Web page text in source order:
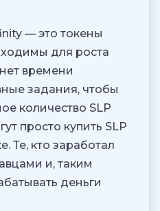
— это токены
для роста
нет времени
задания, чтобы
количество SLP
просто купить SLP
Те, кто заработал
и, таким
деньги